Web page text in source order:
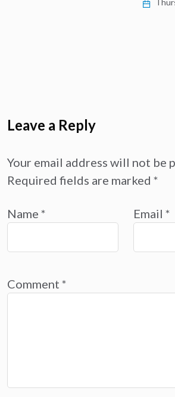
Leave a Reply
Your email address will not be
Required fields are marked *
Name * Email *
Comment *